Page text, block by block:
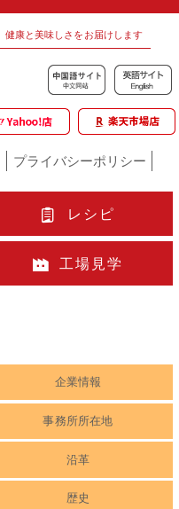
健康と美味しさをお届けします
プライバシーポリシー
レシピ
工場見学
企業情報
事務所所在地
沿革
歴史